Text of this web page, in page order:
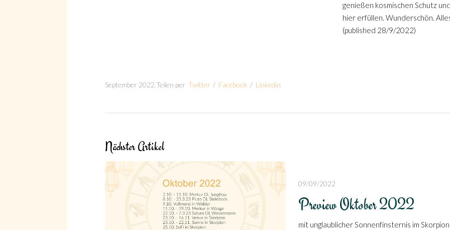
genießen kosmischen Schutz
hier erfüllen. Wunderschön.
(published 28/9/2022)
September 2022 .Teilen per Twitter / Facebook / Linkedin
Nächster Artikel
09/09/2022
Preview Oktober 2022
mit unglaublicher Sonnenfinsternis im